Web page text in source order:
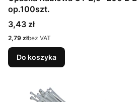
op.100szt.
Cena
3,43 zł
Cena
2,79 złbez VAT
Do koszyka